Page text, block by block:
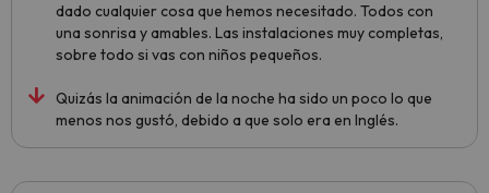
dado cualquier cosa que hemos necesitado. Todos con
una sonrisa y amables. Las instalaciones muy completas,
sobre todo si vas con niños pequeños.
Quizás la animación de la noche ha sido un poco lo que
menos nos gustó, debido a que solo era en Inglés.